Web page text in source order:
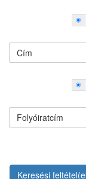
Cím
Folyóiratcím
Keresési